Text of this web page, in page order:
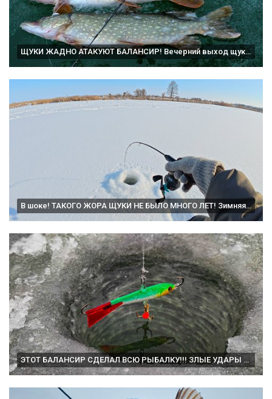
ЩУКИ ЖАДНО АТАКУЮТ БАЛАНСИР! Вечерний выход щуки! Зимняя рыбалка!
В шоке! ТАКОГО ЖОРА ЩУКИ НЕ БЫЛО МНОГО ЛЕТ! Зимняя рыбалка на балансир.
ЭТОТ БАЛАНСИР СДЕЛАЛ ВСЮ РЫБАЛКУ!!! ЗЛЫЕ УДАРЫ В РУКУ! Зимняя рыбалка. Эхолот Калипсо. Рыбалка 2025